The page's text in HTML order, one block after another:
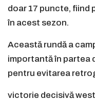
doar 17 puncte, fiind
în acest sezon.
Această rundă a
importantă în partea
pentru evitarea
victorie decisivă